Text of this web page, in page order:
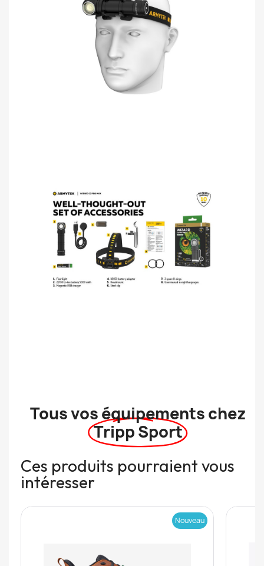
Tous vos équipements chez
Tripp Sport
Ces produits pourraient vous
intéresser
Nouveau